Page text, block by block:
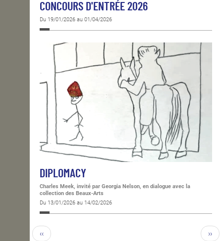
CONCOURS D'ENTRÉE 2026
Du 19/01/2026 au 01/04/2026
DIPLOMACY
Charles Meek, invité par Georgia Nelson, en dialogue avec la
collection des Beaux-Arts
Du 13/01/2026 au 14/02/2026
‹‹ ››